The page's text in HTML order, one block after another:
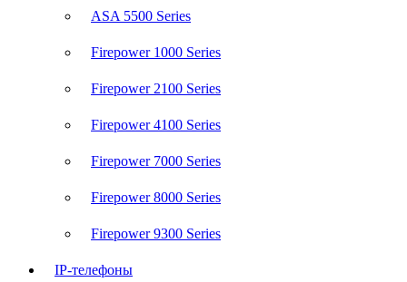
ASA 5500 Series
Firepower 1000 Series
Firepower 2100 Series
Firepower 4100 Series
Firepower 7000 Series
Firepower 8000 Series
Firepower 9300 Series
IP-телефоны